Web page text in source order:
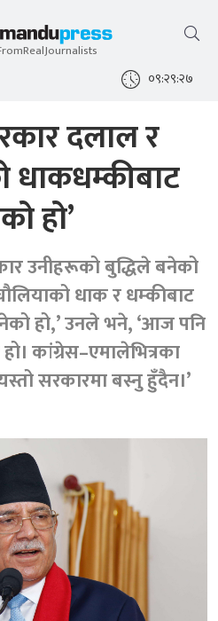
०९:२९:२८
दलाल र
धाकधम्कीबाट
हो’
उनीहरूको बुद्धिले बनेको
धाक र धम्कीबाट
हो,’ उनले भने, ‘आज पनि
कांग्रेस–एमालेभित्रका
सरकारमा बस्नु हुँदैन।’